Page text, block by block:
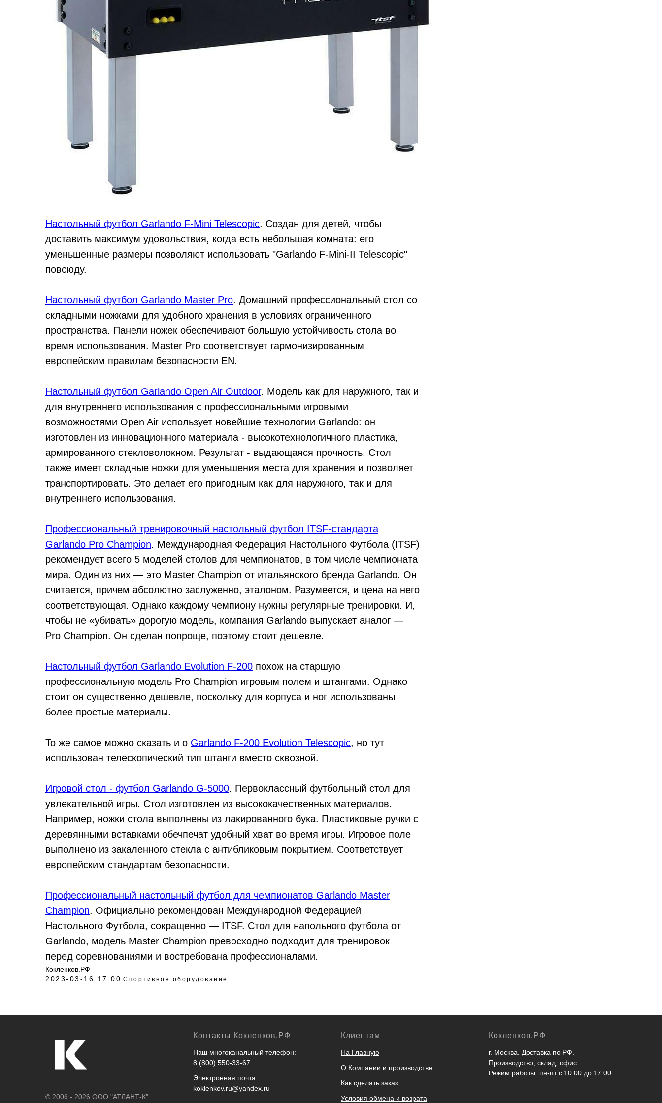
Настольный футбол Garlando F-Mini Telescopic. Создан для детей, чтобы
доставить максимум удовольствия, когда есть небольшая комната: его
уменьшенные размеры позволяют использовать "Garlando F-Mini-II Telescopic"
повсюду.
Настольный футбол Garlando Master Pro. Домашний профессиональный стол со
складными ножками для удобного хранения в условиях ограниченного
пространства. Панели ножек обеспечивают большую устойчивость стола во
время использования. Master Pro соответствует гармонизированным
европейским правилам безопасности EN.
Настольный футбол Garlando Open Air Outdoor. Модель как для наружного, так и
для внутреннего использования с профессиональными игровыми
возможностями Open Air использует новейшие технологии Garlando: он
изготовлен из инновационного материала - высокотехнологичного пластика,
армированного стекловолокном. Результат - выдающаяся прочность. Стол
также имеет складные ножки для уменьшения места для хранения и позволяет
транспортировать. Это делает его пригодным как для наружного, так и для
внутреннего использования.
Профессиональный тренировочный настольный футбол ITSF-стандарта
Garlando Pro Champion. Международная Федерация Настольного Футбола (ITSF)
рекомендует всего 5 моделей столов для чемпионатов, в том числе чемпионата
мира. Один из них — это Master Champion от итальянского бренда Garlando. Он
считается, причем абсолютно заслуженно, эталоном. Разумеется, и цена на него
соответствующая. Однако каждому чемпиону нужны регулярные тренировки. И,
чтобы не «убивать» дорогую модель, компания Garlando выпускает аналог —
Pro Champion. Он сделан попроще, поэтому стоит дешевле.
Настольный футбол Garlando Evolution F-200 похож на старшую
профессиональную модель Pro Champion игровым полем и штангами. Однако
стоит он существенно дешевле, поскольку для корпуса и ног использованы
более простые материалы.
То же самое можно сказать и о Garlando F-200 Evolution Telescopic, но тут
использован телескопический тип штанги вместо сквозной.
Игровой стол - футбол Garlando G-5000. Первоклассный футбольный стол для
увлекательной игры. Стол изготовлен из высококачественных материалов.
Например, ножки стола выполнены из лакированного бука. Пластиковые ручки с
деревянными вставками обечпечат удобный хват во время игры. Игровое поле
выполнено из закаленного стекла с антибликовым покрытием. Соответствует
европейским стандартам безопасности.
Профессиональный настольный футбол для чемпионатов Garlando Master
Champion. Официально рекомендован Международной Федерацией
Настольного Футбола, сокращенно — ITSF. Стол для напольного футбола от
Garlando, модель Master Champion превосходно подходит для тренировок
перед соревнованиями и востребована профессионалами.
Кокленков.РФ
2023-03-16 17:00 Спортивное оборудование
© 2006 - 2026 ООО "АТЛАНТ-К"
Контакты Кокленков.РФ
Наш многоканальный телефон:
8 (800) 550-33-67
Электронная почта:
koklenkov.ru@yandex.ru
Клиентам
На Главную
О Компании и производстве
Как сделать заказ
Условия обмена и возрата
Кокленков.РФ
г. Москва. Доставка по РФ.
Производство, склад, офис
Режим работы: пн-пт с 10:00 до 17:00